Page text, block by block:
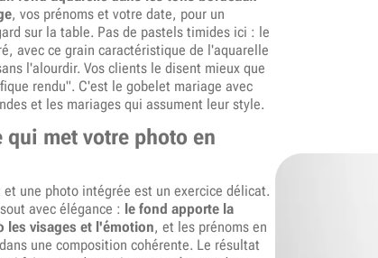
, vos prénoms et votre date, pour un
sur la table. Pas de pastels timides ici : le
avec ce grain caractéristique de l'aquarelle
l'alourdir. Vos clients le disent mieux que
rendu". C'est le gobelet mariage avec
et les mariages qui assument leur style.
met votre photo en
une photo intégrée est un exercice délicat.
avec élégance : le fond apporte la
les visages et l'émotion, et les prénoms en
une composition cohérente. Le résultat